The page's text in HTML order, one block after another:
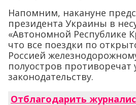
Напомним, накануне
президента Украины в
«Автономной Республике
что все поездки по
Россией
полуостров противоречат
законодательству.
Отблагодарить